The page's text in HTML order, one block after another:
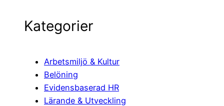
Kategorier
Arbetsmiljö & Kultur
Belöning
Evidensbaserad HR
Lärande & Utveckling